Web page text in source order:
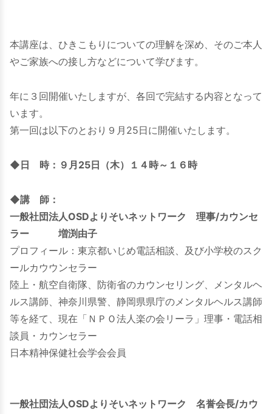
本講座は、ひきこもりについての理解を深め、そのご本人
やご家族への接し方などについて学びます。
年に３回開催いたしますが、各回で完結する内容となって
います。
第一回は以下のとおり９月25日に開催いたします。
◆日 時：９月25日（木）１４時～１６時
◆講 師：
一般社団法人OSDよりそいネットワーク 理事/カウンセ
ラー 増渕由子
プロフィール：東京都いじめ電話相談、及び小学校のスク
ールカウウンセラー
陸上・航空自衛隊、防衛省のカウンセリング、メンタルヘ
ルス講師、神奈川県警、静岡県県庁のメンタルヘルス講師
等を経て、現在「ＮＰＯ法人楽の会リーラ」理事・電話相
談員・カウンセラー
日本精神保健社会学会会員
一般社団法人OSDよりそいネットワーク 名誉会長/カウ